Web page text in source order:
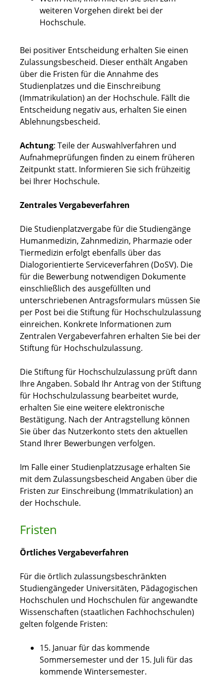
weiteren Vorgehen direkt bei der
Hochschule.
Bei positiver Entscheidung erhalten Sie einen
Zulassungsbescheid. Dieser enthält Angaben
über die Fristen für die Annahme des
Studienplatzes und die Einschreibung
(Immatrikulation) an der Hochschule. Fällt die
Entscheidung negativ aus, erhalten Sie einen
Ablehnungsbescheid.
Achtung: Teile der Auswahlverfahren und
Aufnahmeprüfungen finden zu einem früheren
Zeitpunkt statt. Informieren Sie sich frühzeitig
bei Ihrer Hochschule.
Zentrales Vergabeverfahren
Die Studienplatzvergabe für die Studiengänge
Humanmedizin, Zahnmedizin, Pharmazie oder
Tiermedizin erfolgt ebenfalls über das
Dialogorientierte Serviceverfahren (DoSV). Die
für die Bewerbung notwendigen Dokumente
einschließlich des ausgefüllten und
unterschriebenen Antragsformulars müssen Sie
per Post bei die Stiftung für Hochschulzulassung
einreichen. Konkrete Informationen zum
Zentralen Vergabeverfahren erhalten Sie bei der
Stiftung für Hochschulzulassung.
Die Stiftung für Hochschulzulassung prüft dann
Ihre Angaben. Sobald Ihr Antrag von der Stiftung
für Hochschulzulassung bearbeitet wurde,
erhalten Sie eine weitere elektronische
Bestätigung. Nach der Antragstellung können
Sie über das Nutzerkonto stets den aktuellen
Stand Ihrer Bewerbungen verfolgen.
Im Falle einer Studienplatzzusage erhalten Sie
mit dem Zulassungsbescheid Angaben über die
Fristen zur Einschreibung (Immatrikulation) an
der Hochschule.
Fristen
Örtliches Vergabeverfahren
Für die örtlich zulassungsbeschränkten
Studiengängeder Universitäten, Pädagogischen
Hochschulen und Hochschulen für angewandte
Wissenschaften (staatlichen Fachhochschulen)
gelten folgende Fristen:
15. Januar für das kommende
Sommersemester und der 15. Juli für das
kommende Wintersemester.